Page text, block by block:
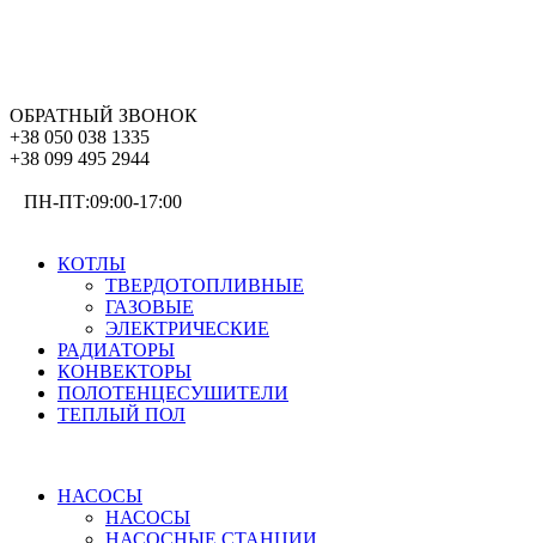
ОБРАТНЫЙ ЗВОНОК
+38 050 038 1335
+38 099 495 2944
ПН-ПТ:09:00-17:00
КОТЛЫ
ТВЕРДОТОПЛИВНЫЕ
ГАЗОВЫЕ
ЭЛЕКТРИЧЕСКИЕ
РАДИАТОРЫ
КОНВЕКТОРЫ
ПОЛОТЕНЦЕСУШИТЕЛИ
ТЕПЛЫЙ ПОЛ
НАСОСЫ
НАСОСЫ
НАСОСНЫЕ СТАНЦИИ